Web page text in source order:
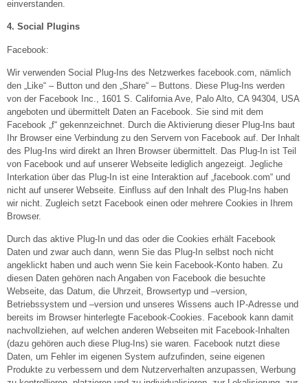
einverstanden.
4. Social Plugins
Facebook:
Wir verwenden Social Plug-Ins des Netzwerkes facebook.com, nämlich
den „Like“ – Button und den „Share“ – Buttons. Diese Plug-Ins werden
von der Facebook Inc., 1601 S. California Ave, Palo Alto, CA 94304, USA
angeboten und übermittelt Daten an Facebook. Sie sind mit dem
Facebook „f“ gekennzeichnet. Durch die Aktivierung dieser Plug-Ins baut
Ihr Browser eine Verbindung zu den Servern von Facebook auf. Der Inhalt
des Plug-Ins wird direkt an Ihren Browser übermittelt. Das Plug-In ist Teil
von Facebook und auf unserer Webseite lediglich angezeigt. Jegliche
Interkation über das Plug-In ist eine Interaktion auf „facebook.com“ und
nicht auf unserer Webseite. Einfluss auf den Inhalt des Plug-Ins haben
wir nicht. Zugleich setzt Facebook einen oder mehrere Cookies in Ihrem
Browser.
Durch das aktive Plug-In und das oder die Cookies erhält Facebook
Daten und zwar auch dann, wenn Sie das Plug-In selbst noch nicht
angeklickt haben und auch wenn Sie kein Facebook-Konto haben. Zu
diesen Daten gehören nach Angaben von Facebook die besuchte
Webseite, das Datum, die Uhrzeit, Browsertyp und –version,
Betriebssystem und –version und unseres Wissens auch IP-Adresse und
bereits im Browser hinterlegte Facebook-Cookies. Facebook kann damit
nachvollziehen, auf welchen anderen Webseiten mit Facebook-Inhalten
(dazu gehören auch diese Plug-Ins) sie waren. Facebook nutzt diese
Daten, um Fehler im eigenen System aufzufinden, seine eigenen
Produkte zu verbessern und dem Nutzerverhalten anzupassen, Werbung